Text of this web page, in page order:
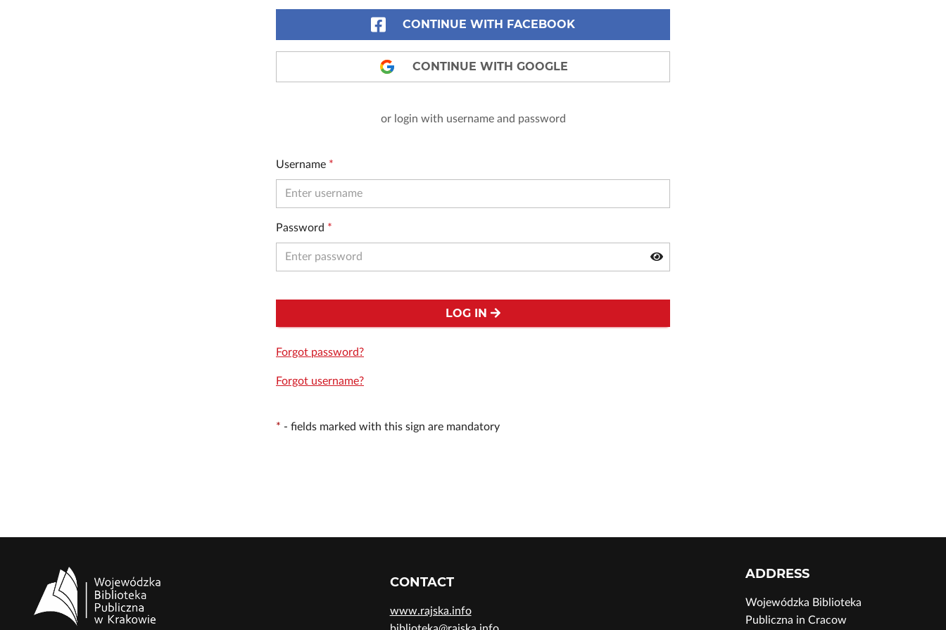
CONTINUE WITH FACEBOOK
CONTINUE WITH GOOGLE
or login with username and password
Username *
Password *
LOG IN
Forgot password?
Forgot username?
* - fields marked with this sign are mandatory
CONTACT
www.rajska.info
ADDRESS
Wojewódzka Biblioteka
Publiczna in Cracow